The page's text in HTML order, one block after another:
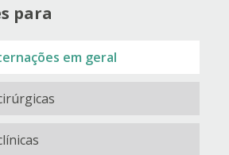
para
em geral